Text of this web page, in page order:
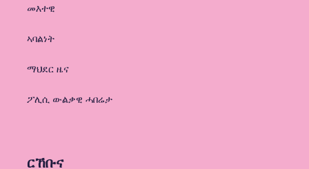
መእተዊ
ኣባልነት
ማህደር ዜና
ፖሊሲ ውልቃዊ ሓበሬታ
ርኸቡና